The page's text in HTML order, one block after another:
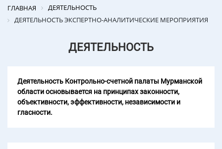
ГЛАВНАЯ
ДЕЯТЕЛЬНОСТЬ
ДЕЯТЕЛЬНОСТЬ ЭКСПЕРТНО-АНАЛИТИЧЕСКИЕ МЕРОПРИЯТИЯ
ДЕЯТЕЛЬНОСТЬ
Деятельность Контрольно-счетной палаты Мурманской
области основывается на принципах законности,
объективности, эффективности, независимости и
гласности.